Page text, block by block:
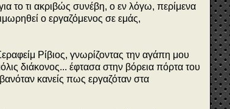
το τι ακριβώς συνέβη, ο εν λόγω, περίμενα
ο εργαζόμενος σε εμάς,
Ρίβιος, γνωρίζοντας την αγάπη μου
διάκονος... έφτασα στην βόρεια πόρτα του
κανείς πως εργαζόταν στα